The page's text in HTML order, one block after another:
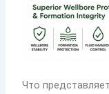
Что